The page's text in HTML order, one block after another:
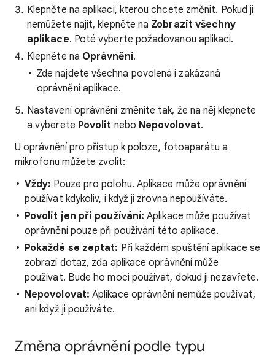
Klepněte na aplikaci, kterou chcete změnit. Pokud ji
nemůžete najít, klepněte na Zobrazit všechny
aplikace. Poté vyberte požadovanou aplikaci.
Klepněte na Oprávnění.
Zde najdete všechna povolená i zakázaná
oprávnění aplikace.
Nastavení oprávnění změníte tak, že na něj klepnete
a vyberete Povolit nebo Nepovolovat.
U oprávnění pro přístup k poloze, fotoaparátu a
mikrofonu můžete zvolit:
Vždy: Pouze pro polohu. Aplikace může oprávnění
používat kdykoliv, i když ji zrovna nepoužíváte.
Povolit jen při používání: Aplikace může používat
oprávnění pouze při používání této aplikace.
Pokaždé se zeptat: Při každém spuštění aplikace se
zobrazí dotaz, zda aplikace oprávnění může
používat. Bude ho moci používat, dokud ji nezavřete.
Nepovolovat: Aplikace oprávnění nemůže používat,
ani když ji používáte.
Změna oprávnění podle typu